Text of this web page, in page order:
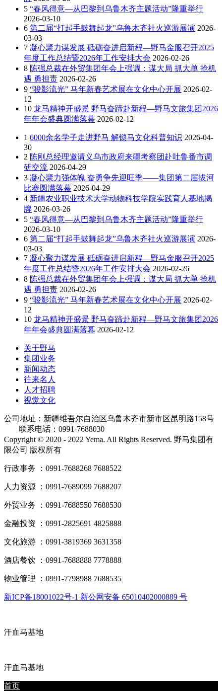
5 “春风得意—从巴黎到乌鲁木齐主题活动”隆重举行
2026-03-10
6 第二届“打起手鼓舞起龙”乌鲁木齐社火巡游展演 2026-
03-03
7 凝心聚力谋发展 砥砺奋进启新程—野马金服召开2025
年度工作总结暨2026年工作安排大会 2026-02-26
8 陈强总裁在外贸集团年会上强调：谋大局 抓大单 抢机
遇 勇担责 2026-02-26
9 “骏影流光” 马年新春艺术展在文化中心开展 2026-02-
12
10 龙马精神开盛景 野马奋蹄赴新程—野马文旅集团2026
年年会盛典圆满落幕 2026-02-12
1 6000余名学子走进野马 解锁马文化科普知识 2026-04-
30
2 陈刚总经理邀请义乌市政府来疆考察团赴吐鲁番市调
研交流 2026-04-29
3 凝心聚力强体魄 奋勇争先迎旺季——集团第二届拔河
比赛圆满落幕 2026-04-29
4 新疆农业职业技术大学动物科技学院实践育人基地揭
牌 2026-03-26
5 “春风得意—从巴黎到乌鲁木齐主题活动”隆重举行
2026-03-10
6 第二届“打起手鼓舞起龙”乌鲁木齐社火巡游展演 2026-
03-03
7 凝心聚力谋发展 砥砺奋进启新程—野马金服召开2025
年度工作总结暨2026年工作安排大会 2026-02-26
8 陈强总裁在外贸集团年会上强调：谋大局 抓大单 抢机
遇 勇担责 2026-02-26
9 “骏影流光” 马年新春艺术展在文化中心开展 2026-02-
12
10 龙马精神开盛景 野马奋蹄赴新程—野马文旅集团2026
年年会盛典圆满落幕 2026-02-12
关于野马
集团业务
新闻动态
往来名人
人才招聘
视觉文化
公司地址：新疆维吾尔自治区乌鲁木齐市新市区昆明路158号
联系电话：0991-7688030
Copyright © 2020 - 2022 Yema. All Rights Reserved. 野马集团有
限公司 版权所有
行政事务 ：0991-7688268 7688522
人力资源 ：0991-7689099 7688207
外贸业务 ：0991-7688550 7688530
金融投资 ：0991-2825691 4825888
文化旅游 ：0991-3819369 3631358
酒店餐饮 ：0991-7688888 7778888
物业管理 ：0991-7798988 7688535
新ICP备18001022号-1 新公网安备 65010402000889 号
汗血马基地
汗血马基地
首页